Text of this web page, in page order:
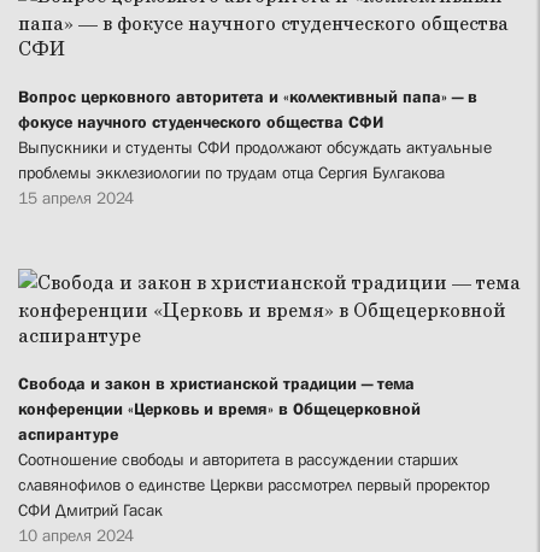
Вопрос церковного авторитета и «коллективный папа» — в
фокусе научного студенческого общества СФИ
Выпускники и студенты СФИ продолжают обсуждать актуальные
проблемы экклезиологии по трудам отца Сергия Булгакова
15 апреля 2024
Свобода и закон в христианской традиции — тема
конференции «Церковь и время» в Общецерковной
аспирантуре
Соотношение свободы и авторитета в рассуждении старших
славянофилов о единстве Церкви рассмотрел первый проректор
СФИ Дмитрий Гасак
10 апреля 2024